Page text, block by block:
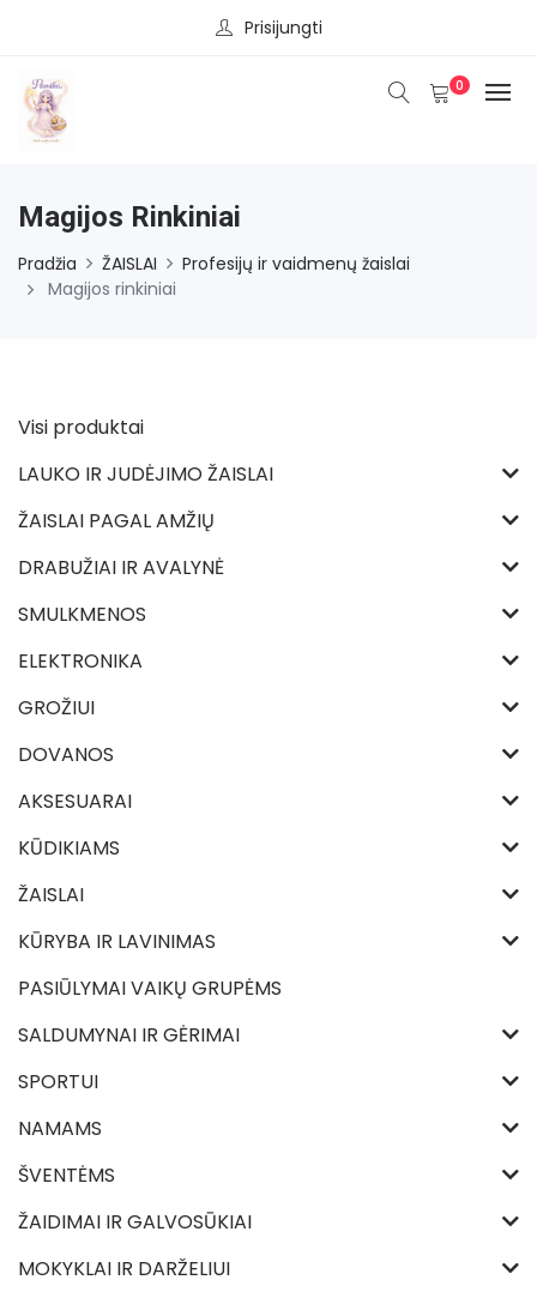
Prisijungti
0
Magijos Rinkiniai
Pradžia ŽAISLAI
Profesijų ir vaidmenų žaislai
Magijos rinkiniai
Visi produktai
LAUKO IR JUDĖJIMO ŽAISLAI
ŽAISLAI PAGAL AMŽIŲ
DRABUŽIAI IR AVALYNĖ
SMULKMENOS
ELEKTRONIKA
GROŽIUI
DOVANOS
AKSESUARAI
KŪDIKIAMS
ŽAISLAI
KŪRYBA IR LAVINIMAS
PASIŪLYMAI VAIKŲ GRUPĖMS
SALDUMYNAI IR GĖRIMAI
SPORTUI
NAMAMS
ŠVENTĖMS
ŽAIDIMAI IR GALVOSŪKIAI
MOKYKLAI IR DARŽELIUI